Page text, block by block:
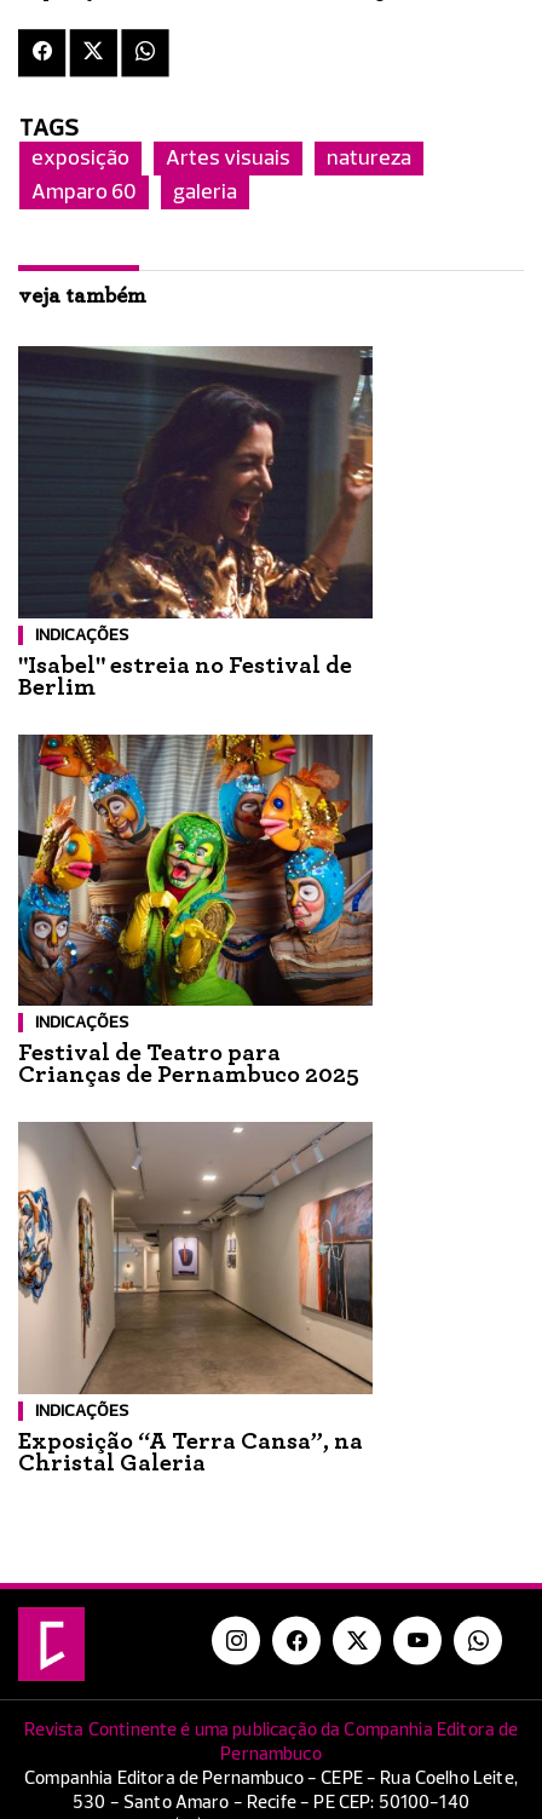
TAGS
exposição Artes visuais
natureza
Amparo 60
galeria
veja também
INDICAÇÕES
"Isabel" estreia no Festival de
Berlim
INDICAÇÕES
Festival de Teatro para
Crianças de Pernambuco 2025
INDICAÇÕES
Exposição “A Terra Cansa”, na
Christal Galeria
Revista Continente é uma publicação da Companhia Editora de
Pernambuco
Companhia Editora de Pernambuco - CEPE - Rua Coelho Leite,
530 - Santo Amaro - Recife - PE CEP: 50100-140